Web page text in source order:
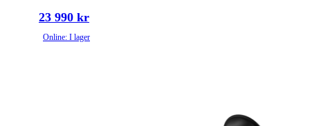
23 990 kr
Online: I lager